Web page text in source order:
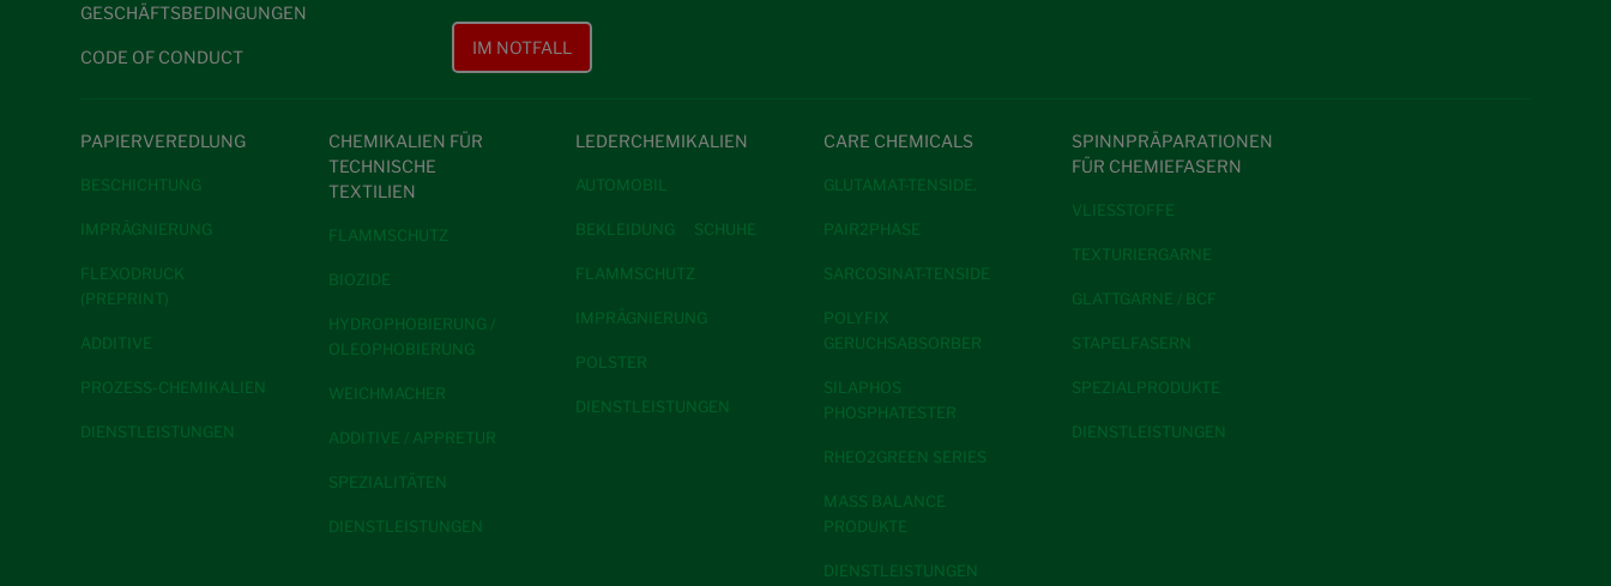
GESCHÄFTSBEDINGUNGEN
CODE OF CONDUCT IM NOTFALL
PAPIERVEREDLUNG
BESCHICHTUNG
IMPRÄGNIERUNG
FLEXODRUCK
(PREPRINT)
ADDITIVE
PROZESS-CHEMIKALIEN
DIENSTLEISTUNGEN
CHEMIKALIEN FÜR
TECHNISCHE
TEXTILIEN
FLAMMSCHUTZ
BIOZIDE
HYDROPHOBIERUNG /
OLEOPHOBIERUNG
WEICHMACHER
ADDITIVE / APPRETUR
SPEZIALITÄTEN
DIENSTLEISTUNGEN
LEDERCHEMIKALIEN
AUTOMOBIL
BEKLEIDUNG SCHUHE
FLAMMSCHUTZ
IMPRÄGNIERUNG
POLSTER
DIENSTLEISTUNGEN
CARE CHEMICALS
GLUTAMAT-TENSIDE.
PAIR2PHASE
SARCOSINAT-TENSIDE
POLYFIX
GERUCHSABSORBER
SILAPHOS
PHOSPHATESTER
RHEO2GREEN SERIES
MASS BALANCE
PRODUKTE
DIENSTLEISTUNGEN
SPINNPRÄPARATIONEN
FÜR CHEMIEFASERN
VLIESSTOFFE
TEXTURIERGARNE
GLATTGARNE / BCF
STAPELFASERN
SPEZIALPRODUKTE
DIENSTLEISTUNGEN